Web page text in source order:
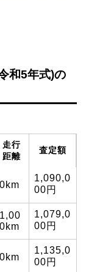
和5年式)の
走行
距離
査定額
0km
1,090,0
00円
1,00
0km
1,079,0
00円
0km
1,135,0
00円